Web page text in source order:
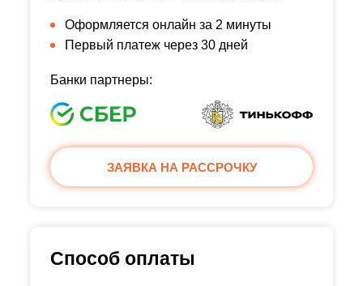
Оформляется онлайн за 2 минуты
Первый платеж через 30 дней
Банки партнеры:
ЗАЯВКА НА РАССРОЧКУ
Способ оплаты